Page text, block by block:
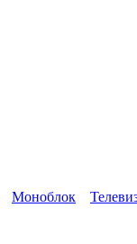
Моноблок